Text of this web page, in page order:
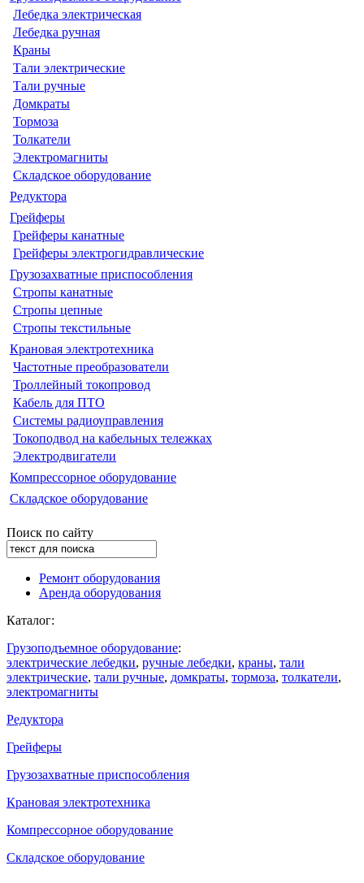
Лебедка электрическая
Лебедка ручная
Краны
Тали электрические
Тали ручные
Домкраты
Тормоза
Толкатели
Электромагниты
Складское оборудование
Редуктора
Грейферы
Грейферы канатные
Грейферы электрогидравлические
Грузозахватные приспособления
Стропы канатные
Стропы цепные
Стропы текстильные
Крановая электротехника
Частотные преобразователи
Троллейный токопровод
Кабель для ПТО
Системы радиоуправления
Токоподвод на кабельных тележках
Электродвигатели
Компрессорное оборудование
Складское оборудование
Поиск по сайту
Ремонт оборудования
Аренда оборудования
Каталог:
Грузоподъемное оборудование:
электрические лебедки, ручные лебедки, краны, тали
электрические, тали ручные, домкраты, тормоза, толкатели,
электромагниты
Редуктора
Грейферы
Грузозахватные приспособления
Крановая электротехника
Компрессорное оборудование
Складское оборудование